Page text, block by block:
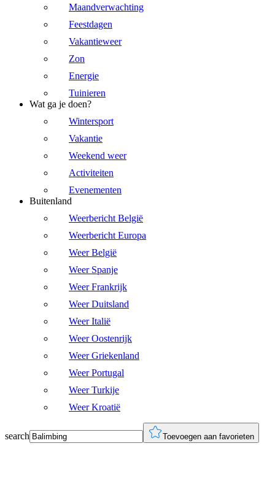
Maandverwachting
Feestdagen
Vakantieweer
Zon
Energie
Tuinieren
Wat ga je doen?
Wintersport
Vakantie
Weekend weer
Activiteiten
Evenementen
Buitenland
Weerbericht België
Weerbericht Europa
Weer België
Weer Spanje
Weer Frankrijk
Weer Duitsland
Weer Italië
Weer Oostenrijk
Weer Griekenland
Weer Portugal
Weer Turkije
Weer Kroatië
search Toevoegen aan favorieten